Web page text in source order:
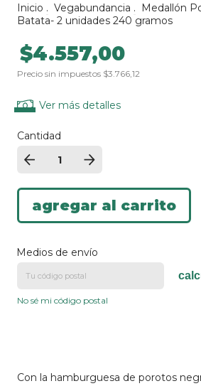
Inicio . Vegabundancia .
Medallón
Batata- 2 unidades 240 gramos
$4.557,00
Precio sin impuestos $3.766,12
Ver más detalles
Cantidad
Medios de envío
No sé mi código postal
Con la hamburguesa de porotos